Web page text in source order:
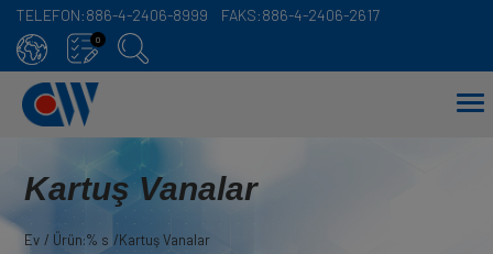
TELEFON:886-4-2406-8999 FAKS:886-4-2406-2617
0
Kartuş Vanalar
Ev Ürün:% s Kartuş Vanalar
Çerez yönetimi paneli